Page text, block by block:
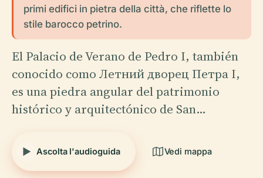
primi edifici in pietra della città, che riflette lo
stile barocco petrino.
El Palacio de Verano de Pedro I, también
conocido como Летний дворец Петра I,
es una piedra angular del patrimonio
histórico y arquitectónico de San…
Ascolta l'audioguida Vedi mappa